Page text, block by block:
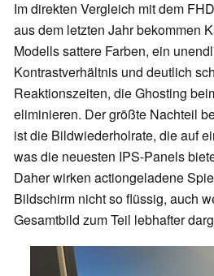
Im direkten Vergleich mit dem
aus dem letzten Jahr bekommen
Modells sattere Farben, ein
Kontrastverhältnis und deutlich
Reaktionszeiten, die Ghosting
eliminieren. Der größte Nachteil
ist die Bildwiederholrate, die auf
was die neuesten IPS-Panels
Daher wirken actiongeladene
Bildschirm nicht so flüssig, auch
Gesamtbild zum Teil lebhafter